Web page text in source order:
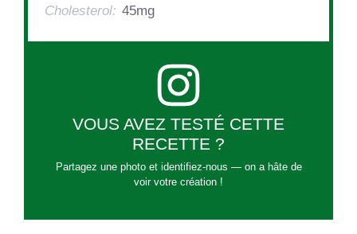
Cholesterol: 45mg
VOUS AVEZ TESTÉ CETTE
RECETTE ?
Partagez une photo et identifiez-nous — on a hâte de
voir votre création !